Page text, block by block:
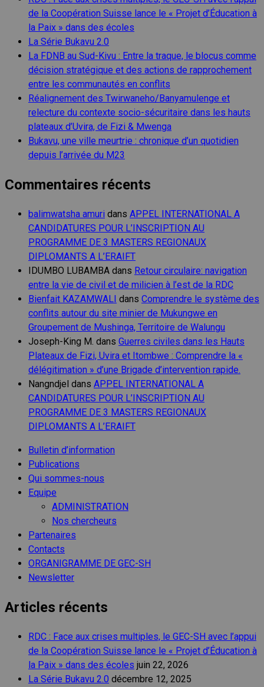
de la Coopération Suisse lance le « Projet d’Éducation à
la Paix » dans des écoles
La Série Bukavu 2.0
La FDNB au Sud-Kivu : Entre la traque, le blocus comme
décision stratégique et des actions de rapprochement
entre les communautés en conflits
Réalignement des Twirwaneho/Banyamulenge et
relecture du contexte socio-sécuritaire dans les hauts
plateaux d’Uvira, de Fizi & Mwenga
Bukavu, une ville meurtrie : chronique d’un quotidien
depuis l’arrivée du M23
Commentaires récents
balimwatsha amuri dans APPEL INTERNATIONAL A
CANDIDATURES POUR L’INSCRIPTION AU
PROGRAMME DE 3 MASTERS REGIONAUX
DIPLOMANTS A L’ERAIFT
IDUMBO LUBAMBA dans Retour circulaire: navigation
entre la vie de civil et de milicien à l’est de la RDC
Bienfait KAZAMWALI dans Comprendre le système des
conflits autour du site minier de Mukungwe en
Groupement de Mushinga, Territoire de Walungu
Joseph-King M. dans Guerres civiles dans les Hauts
Plateaux de Fizi, Uvira et Itombwe : Comprendre la «
délégitimation » d’une Brigade d’intervention rapide.
Nangndjel dans APPEL INTERNATIONAL A
CANDIDATURES POUR L’INSCRIPTION AU
PROGRAMME DE 3 MASTERS REGIONAUX
DIPLOMANTS A L’ERAIFT
Bulletin d’information
Publications
Qui sommes-nous
Equipe
ADMINISTRATION
Nos chercheurs
Partenaires
Contacts
ORGANIGRAMME DE GEC-SH
Newsletter
Articles récents
RDC : Face aux crises multiples, le GEC-SH avec l’appui
de la Coopération Suisse lance le « Projet d’Éducation à
la Paix » dans des écoles juin 22, 2026
La Série Bukavu 2.0 décembre 12, 2025